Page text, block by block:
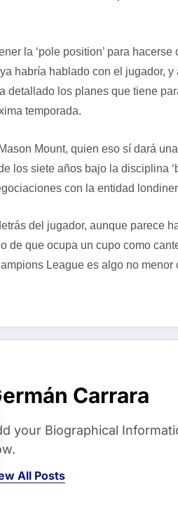
la ‘pole position’ para
ya habría hablado con el jugador,
detallado los planes que tiene
temporada.
Mount, quien eso sí dará
los siete años bajo la disciplina
con la entidad
del jugador, aunque parece
de que ocupa un cupo como
League es algo no menor
Carrara
your Biographical
All Posts